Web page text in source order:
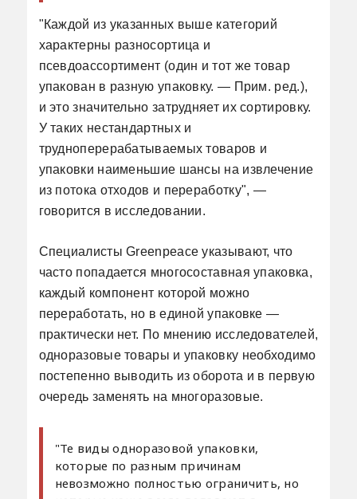
"Каждой из указанных выше категорий
характерны разносортица и
псевдоассортимент (один и тот же товар
упакован в разную упаковку. — Прим. ред.),
и это значительно затрудняет их сортировку.
У таких нестандартных и
трудноперерабатываемых товаров и
упаковки наименьшие шансы на извлечение
из потока отходов и переработку", —
говорится в исследовании.
Специалисты Greenpeace указывают, что
часто попадается многосоставная упаковка,
каждый компонент которой можно
переработать, но в единой упаковке —
практически нет. По мнению исследователей,
одноразовые товары и упаковку необходимо
постепенно выводить из оборота и в первую
очередь заменять на многоразовые.
"Те виды одноразовой упаковки,
которые по разным причинам
невозможно полностью ограничить, но